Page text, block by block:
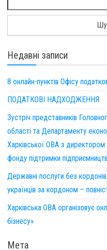
Недавні записи
8 онлайн-пунктів Офісу
ПОДАТКОВІ НАДХОДЖЕННЯ
Зустріч представників
області та Департаменту
Харківської ОВА з директором
фонду підтримки
Державні послуги без
українців за кордоном –
Харківська ОВА організовує
бізнесу»
Мета